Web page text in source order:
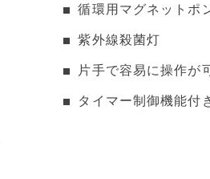
循環用マグネットポ
紫外線殺菌灯
片手で容易に操作が
タイマー制御機能付